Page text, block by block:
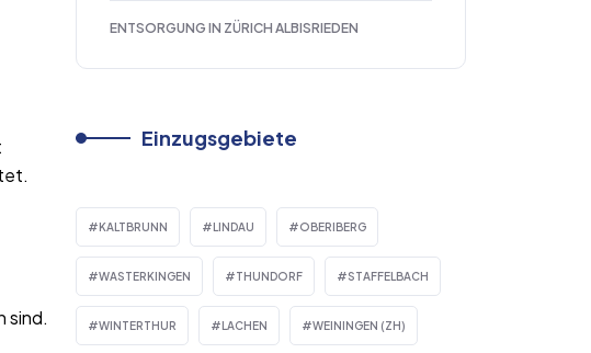
sind.
ENTSORGUNG IN ZÜRICH ALBISRIEDEN
Einzugsgebiete
KALTBRUNN LINDAU OBERIBERG
WASTERKINGEN THUNDORF STAFFELBACH
WINTERTHUR LACHEN WEININGEN (ZH)